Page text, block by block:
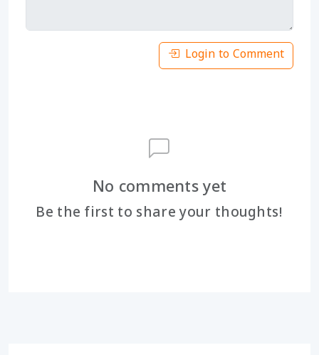
Login to Comment
No comments yet
Be the first to share your thoughts!